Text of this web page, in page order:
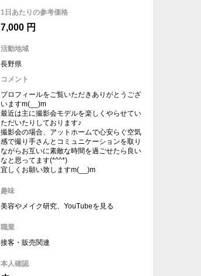
1日あたりの参考価格
7,000 円
活動地域
長野県
コメント
プロフィールをご覧いただきありがとうござ
いますm(__)m
最近は主に撮影会モデルを楽しくやらせてい
ただいたりしております♪
撮影会の場合、アットホームで心安らぐ空気
感で撮り手さんとコミュニケーションを取り
ながらお互いに素敵な時間を過ごせたら良い
なと思ってます(*^^*)
宜しくお願い致しますm(__)m
趣味
美容やメイク研究、YouTubeを見る
職業
接客・販売関連
本人確認